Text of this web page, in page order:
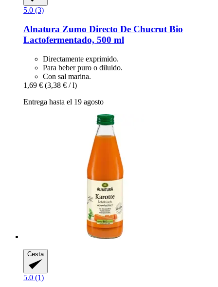
5.0 (3)
Alnatura Zumo Directo De Chucrut Bio
Lactofermentado, 500 ml
Directamente exprimido.
Para beber puro o diluido.
Con sal marina.
1,69 € (3,38 € / l)
Entrega hasta el 19 agosto
Cesta
5.0 (1)